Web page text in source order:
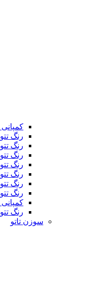
کمپانی Panthera
رنگ تتو Dynamic
رنگ تتو Empire
رنگ تتو Eternal
رنگ تتو Fusion
رنگ تتو Intenze
رنگ تتو KP
رنگ تتو Perma Blend
کمپانی World Famous
رنگ تتو Allegory
سوزن تاتو